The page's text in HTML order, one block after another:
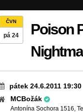
ČVN
pá 24
Poison
pátek 24.6.2011 19:30
MCBožák
Antonína Sochora 1516,